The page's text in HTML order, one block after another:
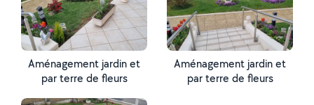
Aménagement jardin et
par terre de fleurs
Aménagement jardin et
par terre de fleurs